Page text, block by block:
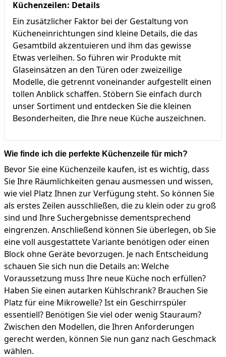
Küchenzeilen: Details
Ein zusätzlicher Faktor bei der Gestaltung von
Kücheneinrichtungen sind kleine Details, die das
Gesamtbild akzentuieren und ihm das gewisse
Etwas verleihen. So führen wir Produkte mit
Glaseinsätzen an den Türen oder zweizeilige
Modelle, die getrennt voneinander aufgestellt einen
tollen Anblick schaffen. Stöbern Sie einfach durch
unser Sortiment und entdecken Sie die kleinen
Besonderheiten, die Ihre neue Küche auszeichnen.
Wie finde ich die perfekte Küchenzeile für mich?
Bevor Sie eine Küchenzeile kaufen, ist es wichtig, dass
Sie Ihre Räumlichkeiten genau ausmessen und wissen,
wie viel Platz Ihnen zur Verfügung steht. So können Sie
als erstes Zeilen ausschließen, die zu klein oder zu groß
sind und Ihre Suchergebnisse dementsprechend
eingrenzen. Anschließend können Sie überlegen, ob Sie
eine voll ausgestattete Variante benötigen oder einen
Block ohne Geräte bevorzugen. Je nach Entscheidung
schauen Sie sich nun die Details an: Welche
Voraussetzung muss Ihre neue Küche noch erfüllen?
Haben Sie einen autarken Kühlschrank? Brauchen Sie
Platz für eine Mikrowelle? Ist ein Geschirrspüler
essentiell? Benötigen Sie viel oder wenig Stauraum?
Zwischen den Modellen, die Ihren Anforderungen
gerecht werden, können Sie nun ganz nach Geschmack
wählen.